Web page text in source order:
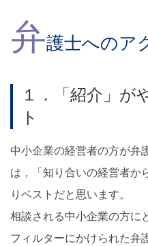
弁護士へのア
１．「紹介」が
ト
中小企業の経営者の方が弁
は，「知り合いの経営者か
りベストだと思います。
相談される中小企業の方に
フィルターにかけられた弁